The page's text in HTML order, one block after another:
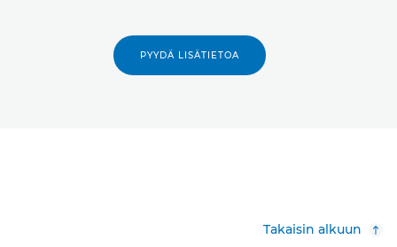
PYYDÄ LISÄTIETOA
Takaisin alkuun